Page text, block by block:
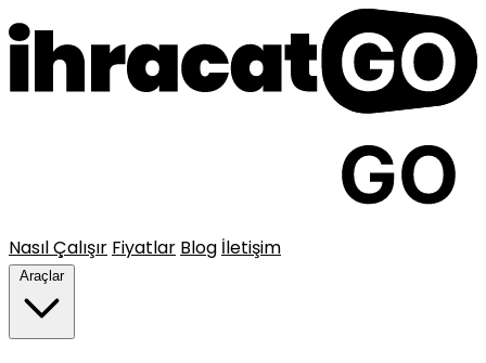
Nasıl Çalışır Fiyatlar Blog İletişim
Araçlar